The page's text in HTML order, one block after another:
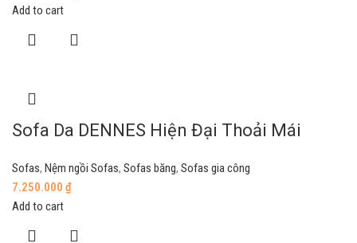
Add to cart
Sofa Da DENNES Hiện Đại Thoải Mái
Sofas, Nệm ngồi Sofas, Sofas băng, Sofas gia công
7.250.000 ₫
Add to cart